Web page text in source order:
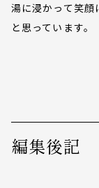
湯に浸かって笑顔
と思っています。
編集後記